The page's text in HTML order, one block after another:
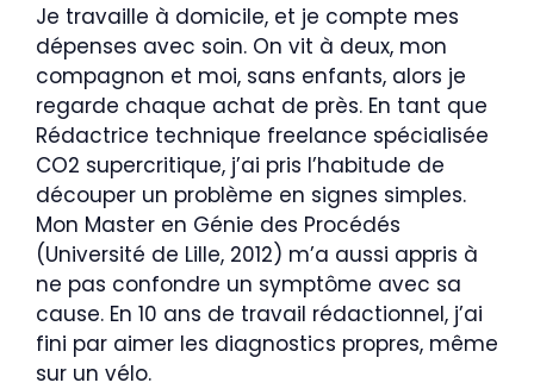
Je travaille à domicile, et je compte mes
dépenses avec soin. On vit à deux, mon
compagnon et moi, sans enfants, alors je
regarde chaque achat de près. En tant que
Rédactrice technique freelance spécialisée
CO2 supercritique, j’ai pris l’habitude de
découper un problème en signes simples.
Mon Master en Génie des Procédés
(Université de Lille, 2012) m’a aussi appris à
ne pas confondre un symptôme avec sa
cause. En 10 ans de travail rédactionnel, j’ai
fini par aimer les diagnostics propres, même
sur un vélo.